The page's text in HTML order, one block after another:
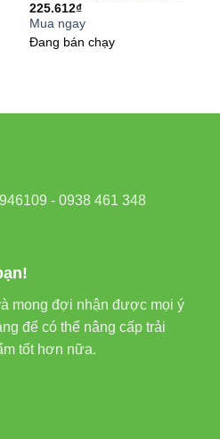
225.612₫
Mua ngay
Đang bán chạy
mong đợi nhận được mọi ý
để có thể nâng cấp trải
tốt hơn nữa.
- 0938 461 348